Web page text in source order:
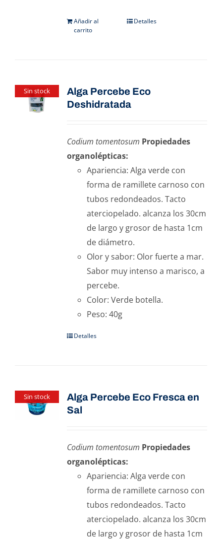
Añadir al
carrito
Detalles
Sin stock
Alga Percebe Eco
Deshidratada
Codium tomentosum Propiedades
organolépticas:
Apariencia: Alga verde con
forma de ramillete carnoso con
tubos redondeados. Tacto
aterciopelado. alcanza los 30cm
de largo y grosor de hasta 1cm
de diámetro.
Olor y sabor: Olor fuerte a mar.
Sabor muy intenso a marisco, a
percebe.
Color: Verde botella.
Peso: 40g
Detalles
Sin stock
Alga Percebe Eco Fresca en
Sal
Codium tomentosum Propiedades
organolépticas:
Apariencia: Alga verde con
forma de ramillete carnoso con
tubos redondeados. Tacto
aterciopelado. alcanza los 30cm
de largo y grosor de hasta 1cm